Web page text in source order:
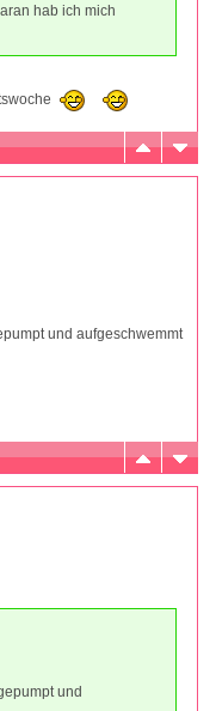
hab ich mich
und aufgeschwemmt
und